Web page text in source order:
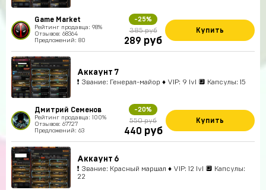
Game Market
Рейтинг продавца: 98%
Отзывов: 68364
Предложений: 80
-25%
385 руб
289 руб
Купить
Аккаунт 7
❗ Звание: Генерал-майор ♦ VIP: 9 lvl 🔲 Капсулы: 15
Дмитрий Семенов
Рейтинг продавца: 100%
Отзывов: 67727
Предложений: 63
-20%
550 руб
440 руб
Купить
Аккаунт 6
❗ Звание: Красный маршал ♦ VIP: 12 lvl 🔲 Капсулы:
22